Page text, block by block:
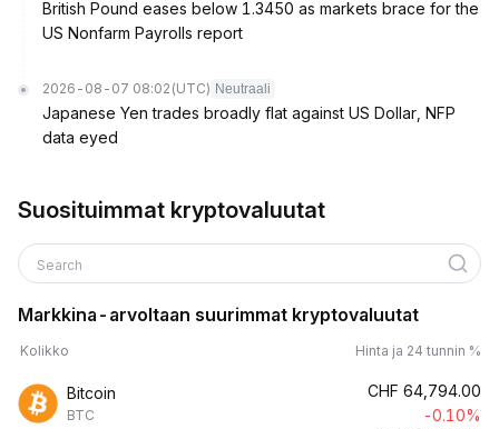
British Pound eases below 1.3450 as markets brace for the
US Nonfarm Payrolls report
2026-08-07 08:02 (UTC) Neutraali
Japanese Yen trades broadly flat against US Dollar, NFP
data eyed
Suosituimmat kryptovaluutat
Search
Markkina-arvoltaan suurimmat kryptovaluutat
Kolikko Hinta ja 24 tunnin %
Bitcoin
BTC
CHF 64,794.00
-0.10%